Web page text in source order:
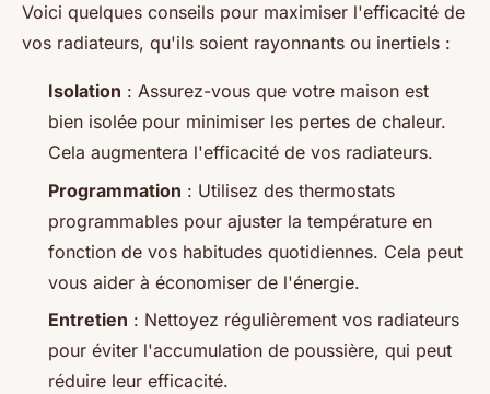
Voici quelques conseils pour maximiser l'efficacité de
vos radiateurs, qu'ils soient rayonnants ou inertiels :
Isolation : Assurez-vous que votre maison est
bien isolée pour minimiser les pertes de chaleur.
Cela augmentera l'efficacité de vos radiateurs.
Programmation : Utilisez des thermostats
programmables pour ajuster la température en
fonction de vos habitudes quotidiennes. Cela peut
vous aider à économiser de l'énergie.
Entretien : Nettoyez régulièrement vos radiateurs
pour éviter l'accumulation de poussière, qui peut
réduire leur efficacité.